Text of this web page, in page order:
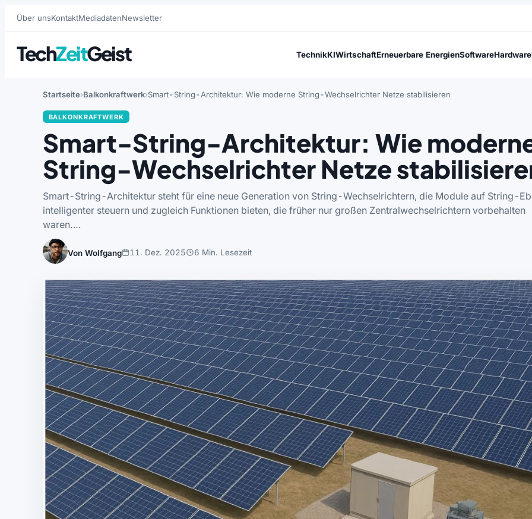
Über unsKontaktMediadatenNewsletter
TechZeitGeist TechnikKIWirtschaftErneuerbare EnergienSoftwareHardware
Startseite Balkonkraftwerk Smart-String-Architektur: Wie moderne String-Wechselrichter Netze stabilisieren
BALKONKRAFTWERK
Smart-String-Architektur: Wie
String-Wechselrichter Netze
Smart-String-Architektur steht für eine neue Generation von String-Wechselrichtern, die Module auf String-
intelligenter steuern und zugleich Funktionen bieten, die früher nur großen Zentralwechselrichtern vorbehalten
waren….
Von Wolfgang 11. Dez. 2025 6 Min. Lesezeit